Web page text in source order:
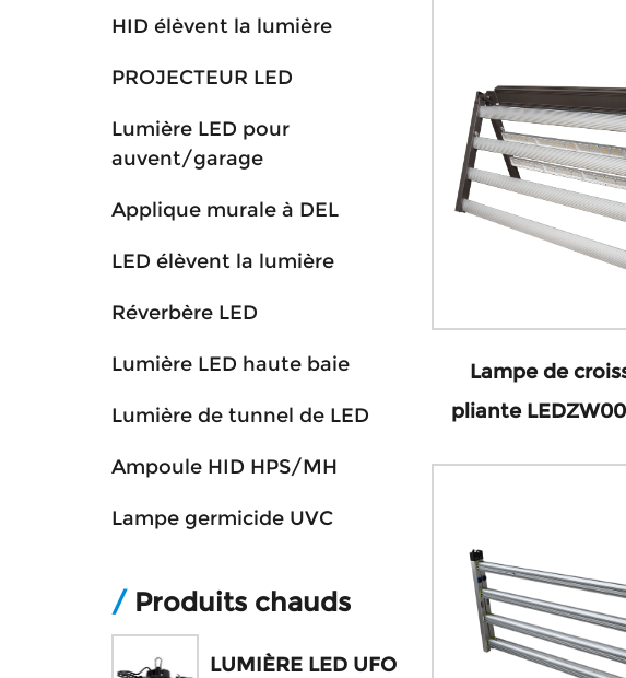
HID élèvent la lumière
PROJECTEUR LED
Lumière LED pour
auvent/garage
Applique murale à DEL
LED élèvent la lumière
Réverbère LED
Lumière LED haute baie
Lumière de tunnel de LED
Ampoule HID HPS/MH
Lampe germicide UVC
/ Produits chauds
LUMIÈRE LED UFO
Lampe de
pliante